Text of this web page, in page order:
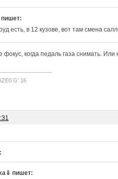
есть, в 12 кузове, вот там смена
когда педаль газа снимать.
G' 16
:
пишет: